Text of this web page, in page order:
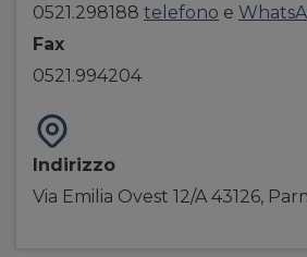
0521.298188 telefono e
Fax
0521.994204
Indirizzo
Via Emilia Ovest 12/A 43126,